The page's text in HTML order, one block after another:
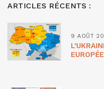
ARTICLES RÉCENTS :
9 AOÛT